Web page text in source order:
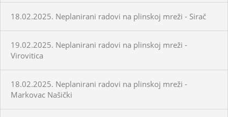
18.02.2025. Neplanirani radovi na plinskoj mreži - Sirač
19.02.2025. Neplanirani radovi na plinskoj mreži -
Virovitica
18.02.2025. Neplanirani radovi na plinskoj mreži -
Markovac Našički